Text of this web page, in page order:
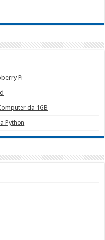
Pi
da 1GB
Python